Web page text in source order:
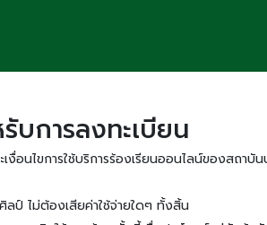
บการลงทะเบียน
อนไขการใช้บริการร้องเรียนออนไลน์ของสถ
ป์ ไม่ต้องเสียค่าใช้จ่ายใดๆ ทั้งสิ้น